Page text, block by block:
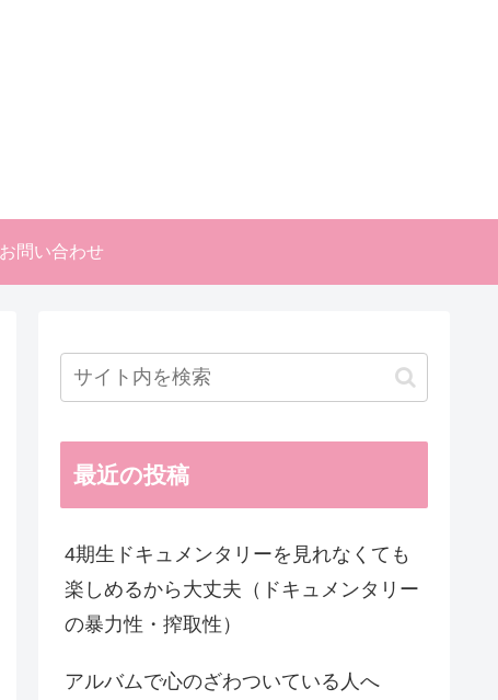
お問い合わせ
最近の投稿
4期生ドキュメンタリーを見れなくても
楽しめるから大丈夫（ドキュメンタリー
の暴力性・搾取性）
アルバムで心のざわついている人へ